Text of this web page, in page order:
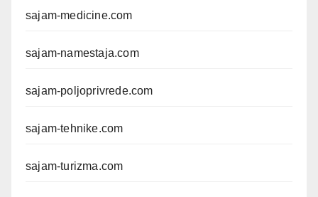
sajam-medicine.com
sajam-namestaja.com
sajam-poljoprivrede.com
sajam-tehnike.com
sajam-turizma.com